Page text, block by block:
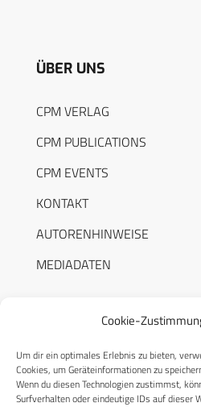
Cookie-
Um dir ein optimales Erlebnis zu bieten,
Cookies, um Geräteinformationen zu
Wenn du diesen Technologien zustimmst,
Surfverhalten oder eindeutige IDs auf dieser
ÜBER UNS
CPM VERLAG
CPM PUBLICATIONS
CPM EVENTS
KONTAKT
AUTORENHINWEISE
MEDIADATEN
RECHTLICHES